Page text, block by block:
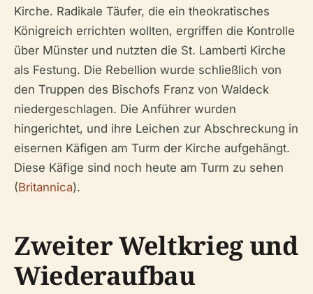
Kirche. Radikale Täufer, die ein theokratisches
Königreich errichten wollten, ergriffen die Kontrolle
über Münster und nutzten die St. Lamberti Kirche
als Festung. Die Rebellion wurde schließlich von
den Truppen des Bischofs Franz von Waldeck
niedergeschlagen. Die Anführer wurden
hingerichtet, und ihre Leichen zur Abschreckung in
eisernen Käfigen am Turm der Kirche aufgehängt.
Diese Käfige sind noch heute am Turm zu sehen
(Britannica).
Zweiter Weltkrieg und
Wiederaufbau